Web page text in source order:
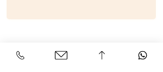
אזור אישי שירות לקוחות